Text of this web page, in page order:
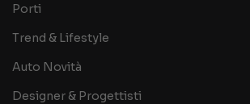
Porti
Trend & Lifestyle
Auto Novità
Designer & Progettisti